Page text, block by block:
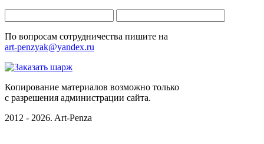
По вопросам сотрудничества пишите на
art-penzyak@yandex.ru
Копирование материалов возможно только
c разрешения администрации сайта.
2012 - 2026. Art-Penza